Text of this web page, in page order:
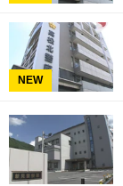
NEW